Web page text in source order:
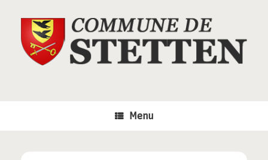
Menu